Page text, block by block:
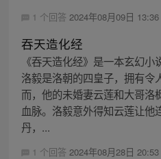
1 个回答 2024年08月09日 13:36
吞天造化经
《吞天造化经》是一本玄幻
洛毅是洛朝的四皇子，拥有令
而，他的未婚妻云莲和大哥洛
血脉。洛毅意外得知云莲让他
丹，...
1 个回答 2024年08月28日 20:53